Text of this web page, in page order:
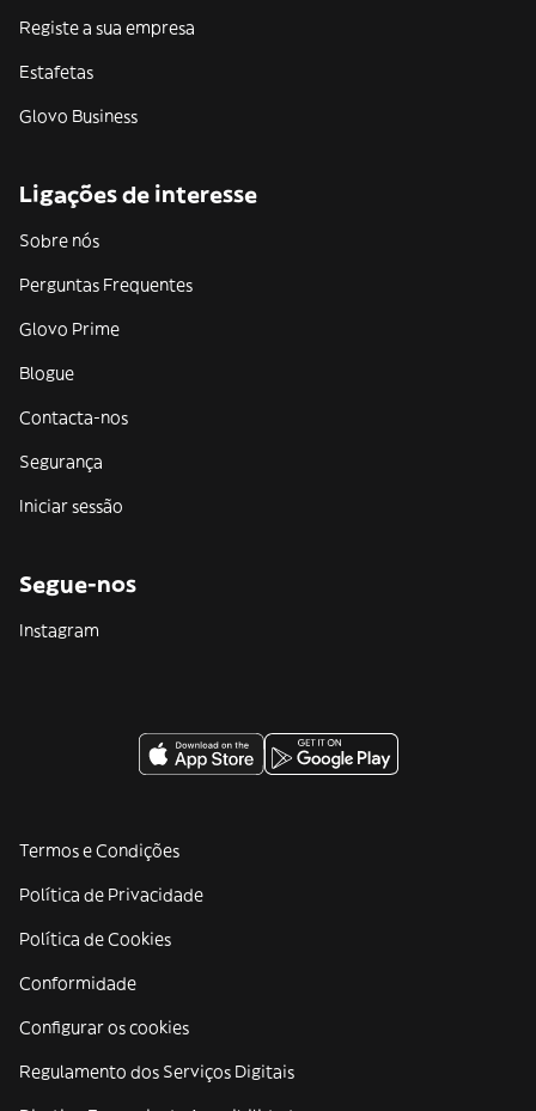
Registe a sua empresa
Estafetas
Glovo Business
Ligações de interesse
Sobre nós
Perguntas Frequentes
Glovo Prime
Blogue
Contacta-nos
Segurança
Iniciar sessão
Segue-nos
Instagram
Termos e Condições
Política de Privacidade
Política de Cookies
Conformidade
Configurar os cookies
Regulamento dos Serviços Digitais